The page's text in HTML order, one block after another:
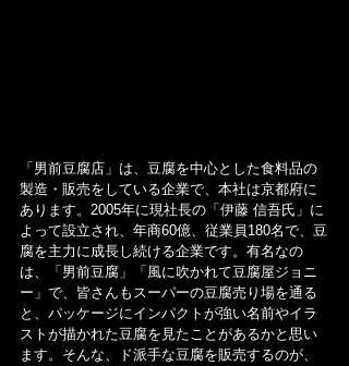
「男前豆腐店」は、豆腐を中心とした食料品の
製造・販売をしている企業で、本社は京都府に
あります。2005年に現社長の「伊藤 信吾氏」に
よって設立され、年商60億、従業員180名で、豆
腐を主力に成長し続ける企業です。有名なの
は、「男前豆腐」「風に吹かれて豆腐屋ジョニ
ー」で、皆さんもスーパーの豆腐売り場を通る
と、パッケージにインパクトが強い名前やイラ
ストが描かれた豆腐を見たことがあるかと思い
ます。そんな、ド派手な豆腐を販売するのが、